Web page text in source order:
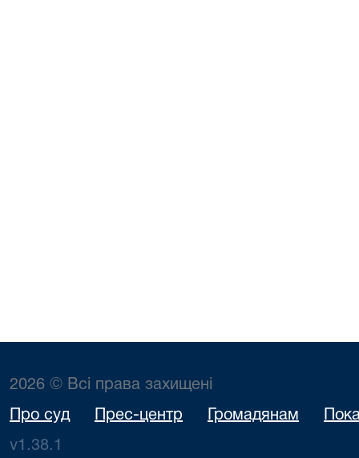
2026 © Всі права захищені
Про суд Прес-центр Громадянам
v1.38.1